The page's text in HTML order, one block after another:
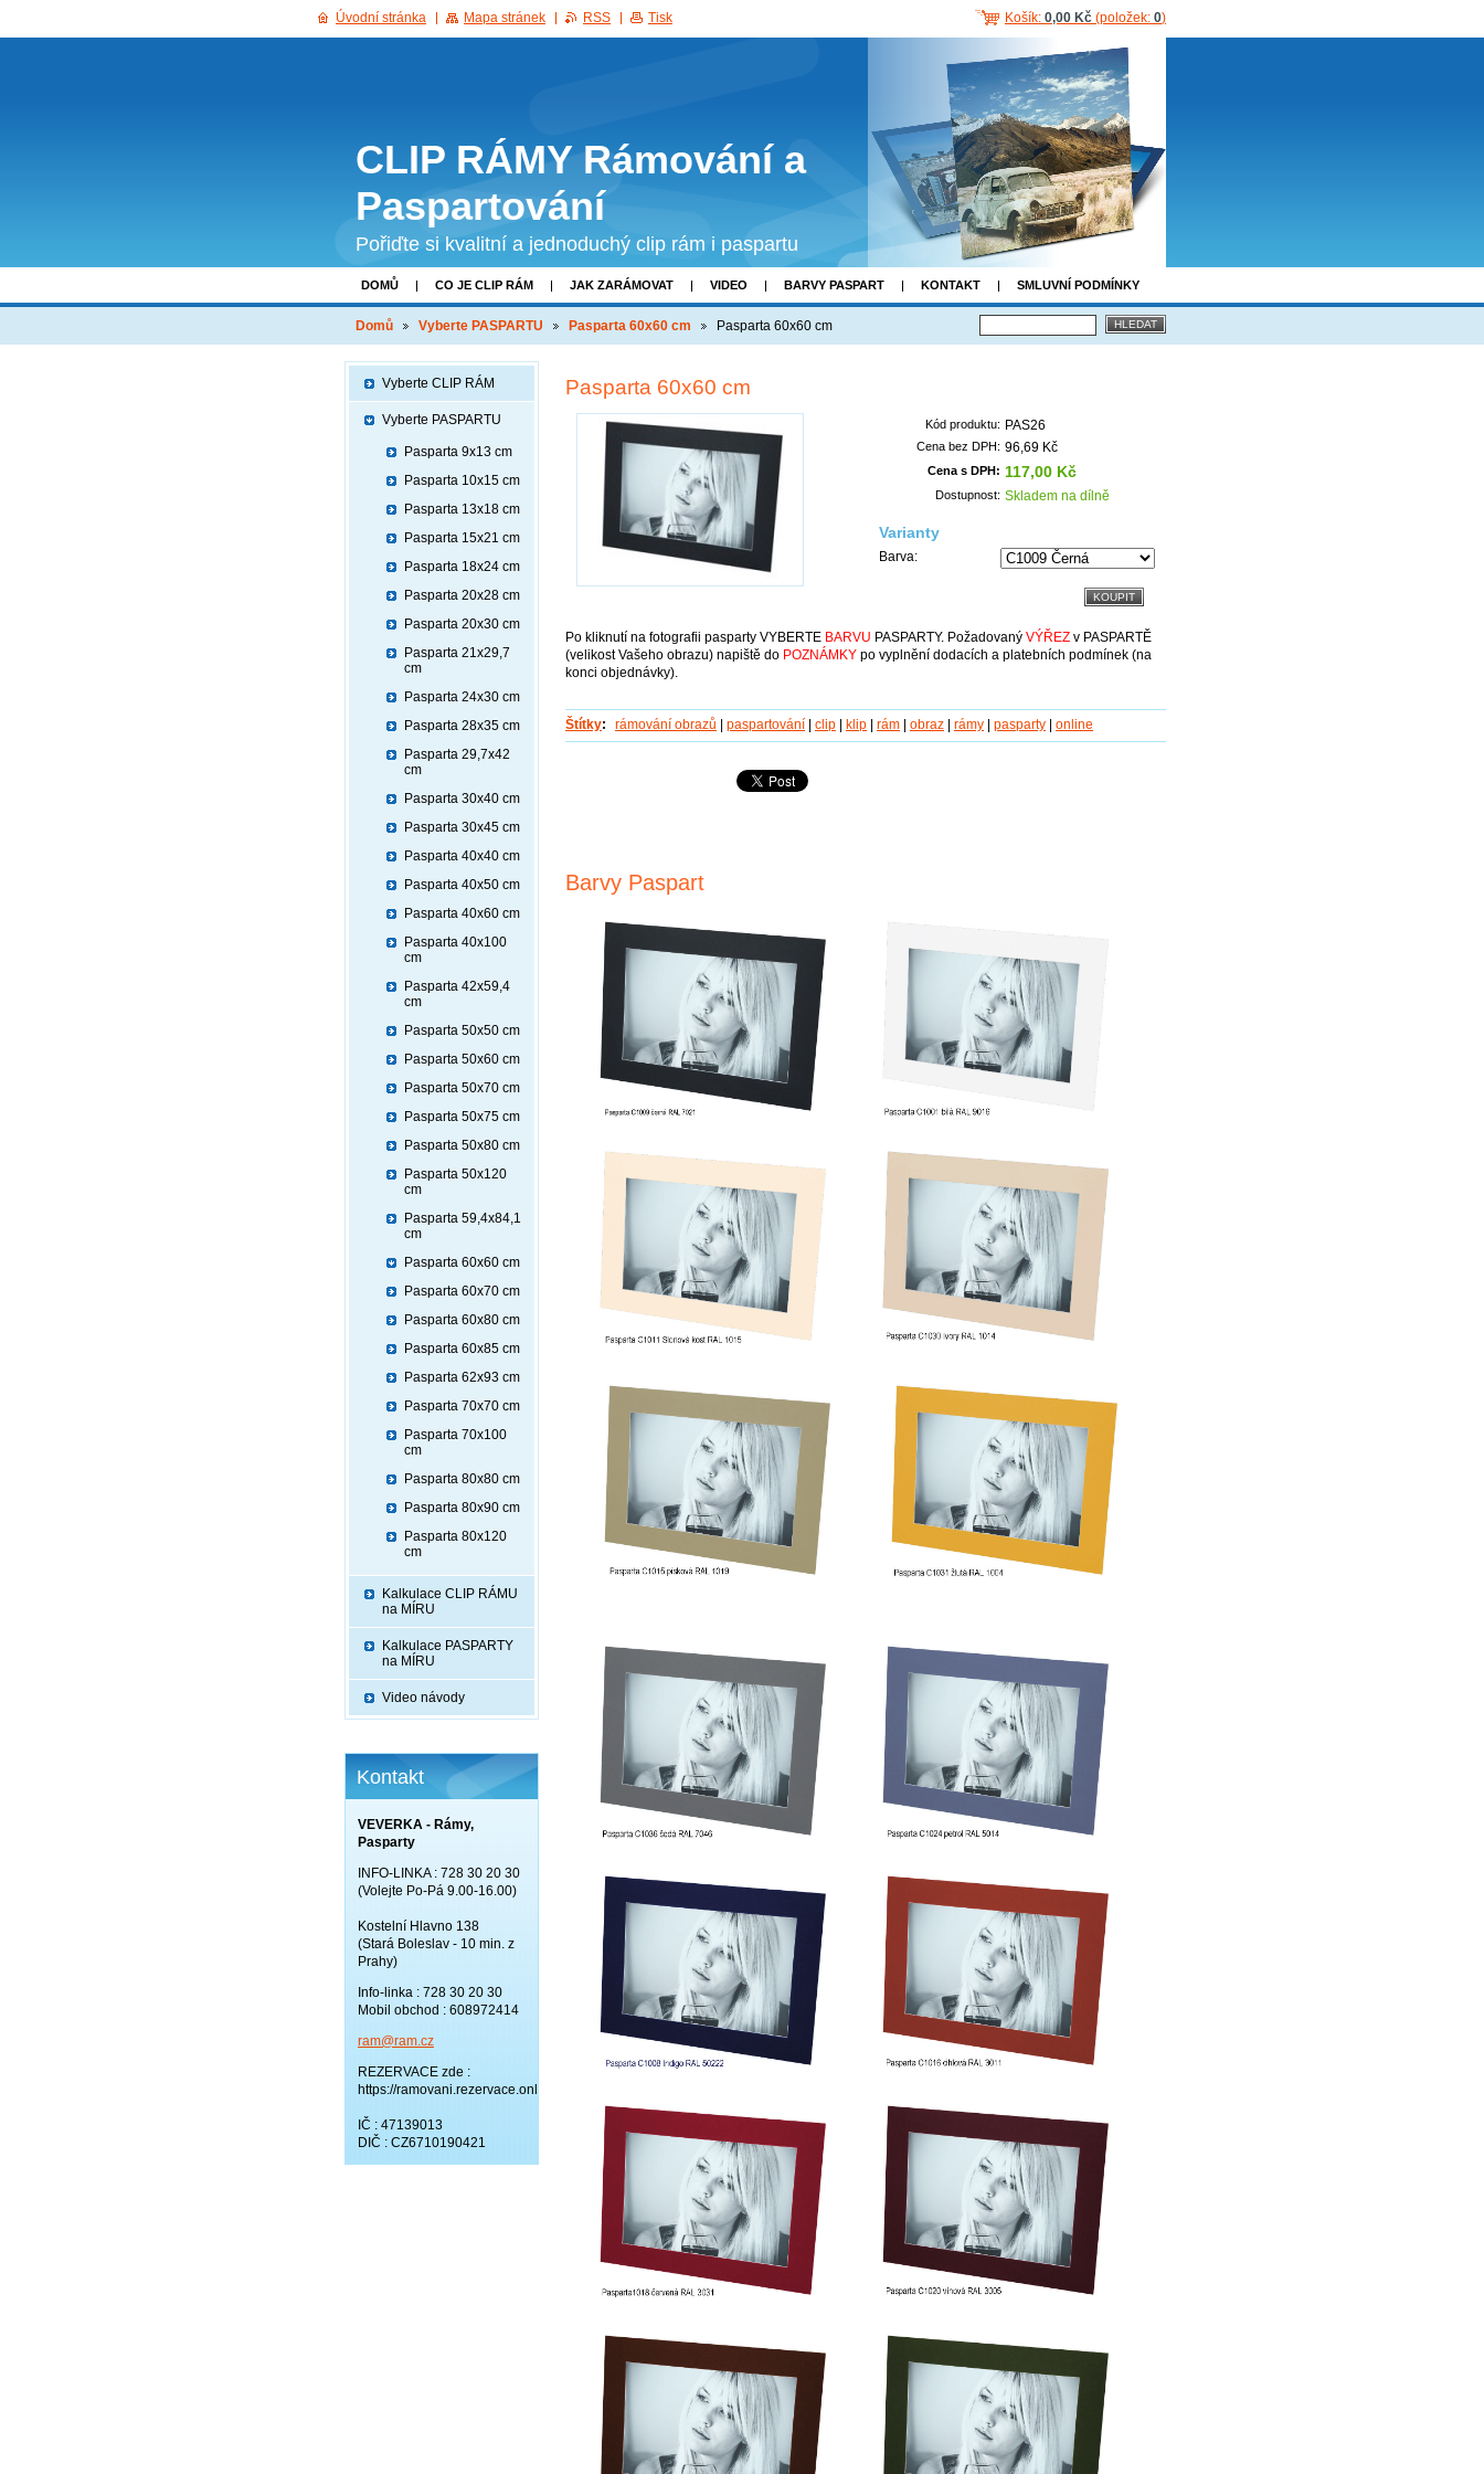
CLIP RÁMY Rámování a
Paspartování
Pořiďte si kvalitní a jednoduchý clip rám i paspartu
DOMŮ CO JE CLIP RÁM JAK ZARÁMOVAT VIDEO BARVY PASPART KONTAKT SMLUVNÍ PODMÍNKY
GDPR
Domů Vyberte PASPARTU Pasparta 60x60 cm Pasparta 60x60 cm
Pasparta 60x60 cm
Kód produktu: PAS26
Cena bez DPH: 96,69 Kč
Cena s DPH: 117,00 Kč
Dostupnost: Skladem na dílně
Varianty
Barva:
Po kliknutí na fotografii pasparty VYBERTE BARVU PASPARTY. Požadovaný VÝŘEZ v PASPARTĚ
(velikost Vašeho obrazu) napiště do POZNÁMKY po vyplnění dodacích a platebních podmínek (na
konci objednávky).
Štítky: rámování obrazů paspartování clip klip rám obraz rámy pasparty online
Barvy Paspart
Vyberte CLIP RÁM
Vyberte PASPARTU
Pasparta 9x13 cm
Pasparta 10x15 cm
Pasparta 13x18 cm
Pasparta 15x21 cm
Pasparta 18x24 cm
Pasparta 20x28 cm
Pasparta 20x30 cm
Pasparta 21x29,7
cm
Pasparta 24x30 cm
Pasparta 28x35 cm
Pasparta 29,7x42
cm
Pasparta 30x40 cm
Pasparta 30x45 cm
Pasparta 40x40 cm
Pasparta 40x50 cm
Pasparta 40x60 cm
Pasparta 40x100
cm
Pasparta 42x59,4
cm
Pasparta 50x50 cm
Pasparta 50x60 cm
Pasparta 50x70 cm
Pasparta 50x75 cm
Pasparta 50x80 cm
Pasparta 50x120
cm
Pasparta 59,4x84,1
cm
Pasparta 60x60 cm
Pasparta 60x70 cm
Pasparta 60x80 cm
Pasparta 60x85 cm
Pasparta 62x93 cm
Pasparta 70x70 cm
Pasparta 70x100
cm
Pasparta 80x80 cm
Pasparta 80x90 cm
Pasparta 80x120
cm
Kalkulace CLIP RÁMU
na MÍRU
Kalkulace PASPARTY
na MÍRU
Video návody
Kontakt
VEVERKA - Rámy,
Pasparty
INFO-LINKA : 728 30 20 30
(Volejte Po-Pá 9.00-16.00)
Kostelní Hlavno 138
(Stará Boleslav - 10 min. z
Prahy)
Info-linka : 728 30 20 30
Mobil obchod : 608972414
ram@ram.cz
REZERVACE zde :
https://ramovani.rezervace.online/cs/
IČ : 47139013
DIČ : CZ6710190421
Košík: 0,00 Kč (položek: 0)
Úvodní stránka Mapa stránek RSS Tisk